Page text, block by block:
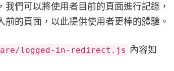
們可以將使用者目前的頁面進行記錄，
的頁面，以此提供使用者更棒的體驗。
logged-in-redirect.js 內容如